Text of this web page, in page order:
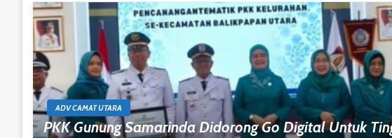
ADV CAMAT UTARA
PKK Gunung Samarinda Didorong Go Digital Untuk